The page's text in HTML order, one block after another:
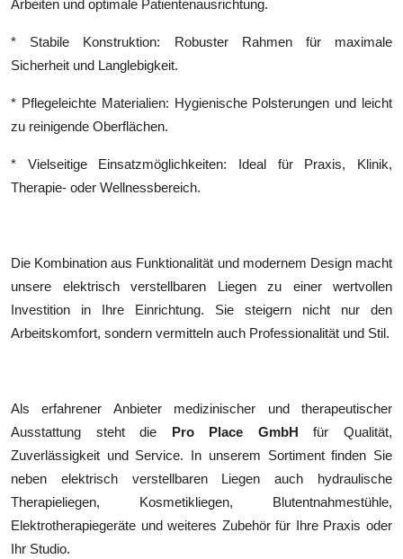
Arbeiten und optimale Patientenausrichtung.
* Stabile Konstruktion: Robuster Rahmen für maximale
Sicherheit und Langlebigkeit.
* Pflegeleichte Materialien: Hygienische Polsterungen und leicht
zu reinigende Oberflächen.
* Vielseitige Einsatzmöglichkeiten: Ideal für Praxis, Klinik,
Therapie- oder Wellnessbereich.
Die Kombination aus Funktionalität und modernem Design macht
unsere elektrisch verstellbaren Liegen zu einer wertvollen
Investition in Ihre Einrichtung. Sie steigern nicht nur den
Arbeitskomfort, sondern vermitteln auch Professionalität und Stil.
Als erfahrener Anbieter medizinischer und therapeutischer
Ausstattung steht die Pro Place GmbH für Qualität,
Zuverlässigkeit und Service. In unserem Sortiment finden Sie
neben elektrisch verstellbaren Liegen auch hydraulische
Therapieliegen, Kosmetikliegen, Blutentnahmestühle,
Elektrotherapiegeräte und weiteres Zubehör für Ihre Praxis oder
Ihr Studio.